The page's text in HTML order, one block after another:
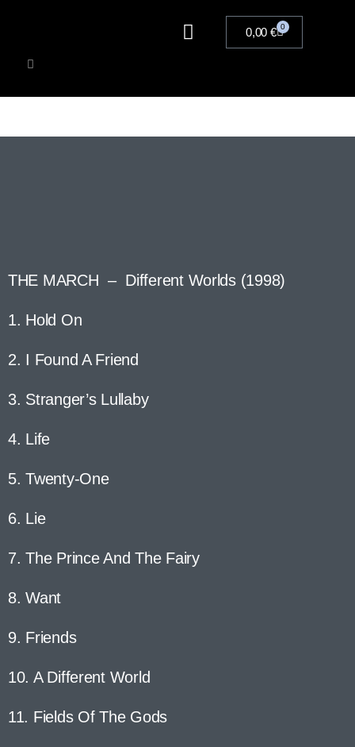
0,00 € 0
THE MARCH – Different Worlds (1998)
1. Hold On
2. I Found A Friend
3. Stranger’s Lullaby
4. Life
5. Twenty-One
6. Lie
7. The Prince And The Fairy
8. Want
9. Friends
10. A Different World
11. Fields Of The Gods